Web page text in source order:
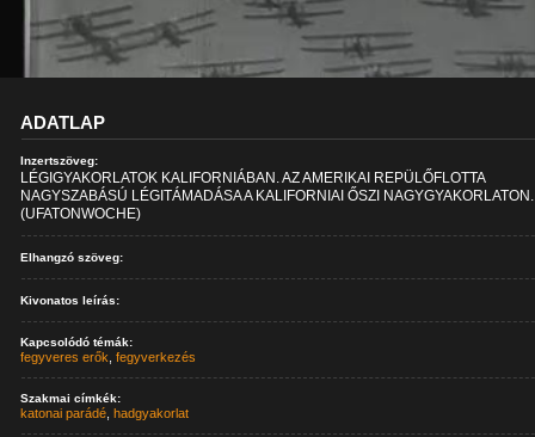
ADATLAP
Inzertszöveg:
LÉGIGYAKORLATOK KALIFORNIÁBAN. AZ AMERIKAI REPÜLŐFLOTTA
NAGYSZABÁSÚ LÉGITÁMADÁSA A KALIFORNIAI ŐSZI NAGYGYAKORLATON.
(UFATONWOCHE)
Elhangzó szöveg:
Kivonatos leírás:
Kapcsolódó témák:
fegyveres erők ,fegyverkezés
Szakmai címkék:
katonai parádé ,hadgyakorlat